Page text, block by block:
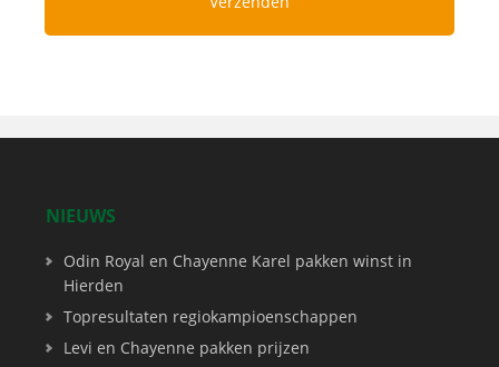
NIEUWS
Odin Royal en Chayenne Karel pakken winst in
Hierden
Topresultaten regiokampioenschappen
Levi en Chayenne pakken prijzen